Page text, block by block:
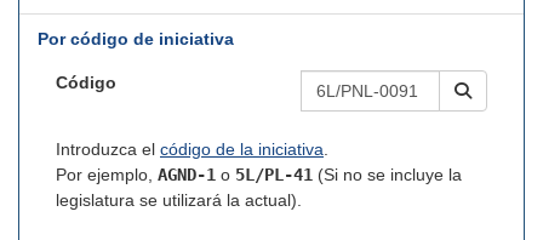
Por código de iniciativa
Código
Introduzca el código de la iniciativa.
Por ejemplo, AGND-1 o 5L/PL-41 (Si no se incluye la
legislatura se utilizará la actual).